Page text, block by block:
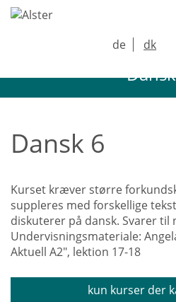
de dk
Dansk 6
Kurset kræver større
suppleres med forskellige
diskuterer på dansk. Svarer til
Undervisningsmateriale:
Aktuell A2", lektion 17-18
kun kurserder